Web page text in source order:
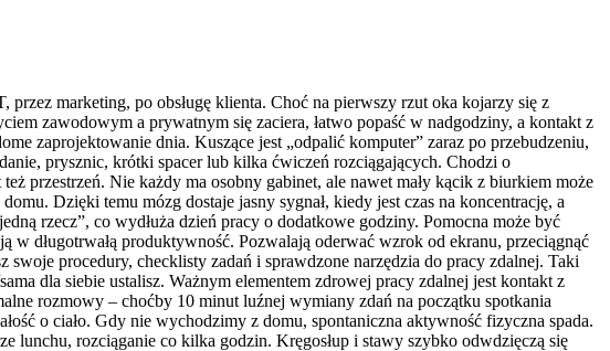
przez marketing, po obsługę klienta. Choć na pierwszy rzut oka kojarzy się z
zawodowym a prywatnym się zaciera, łatwo popaść w nadgodziny, a kontakt z
zaprojektowanie dnia. Kuszące jest „odpalić komputer” zaraz po przebudzeniu,
prysznic, krótki spacer lub kilka ćwiczeń rozciągających. Chodzi o
przestrzeń. Nie każdy ma osobny gabinet, ale nawet mały kącik z biurkiem może
Dzięki temu mózg dostaje jasny sygnał, kiedy jest czas na koncentrację, a
rzecz”, co wydłuża dzień pracy o dodatkowe godziny. Pomocna może być
długotrwałą produktywność. Pozwalają oderwać wzrok od ekranu, przeciągnąć
swoje procedury, checklisty zadań i sprawdzone narzędzia do pracy zdalnej. Taki
dla siebie ustalisz. Ważnym elementem zdrowej pracy zdalnej jest kontakt z
rozmowy – choćby 10 minut luźnej wymiany zdań na początku spotkania
o ciało. Gdy nie wychodzimy z domu, spontaniczna aktywność fizyczna spada.
lunchu, rozciąganie co kilka godzin. Kręgosłup i stawy szybko odwdzięczą się